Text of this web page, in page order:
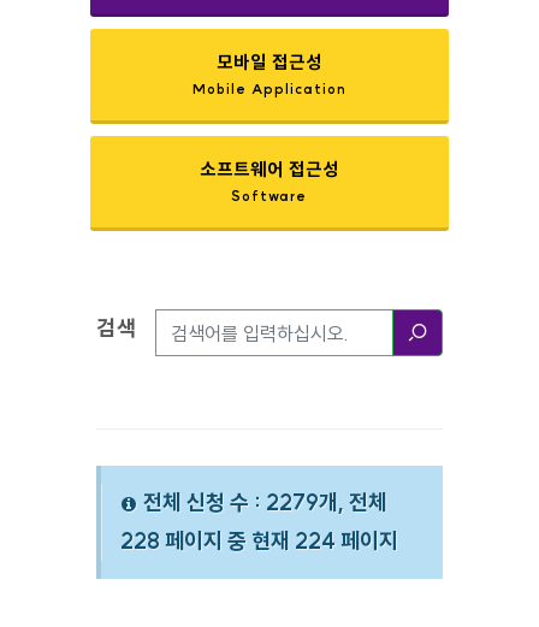
모바일 접근성
Mobile Application
소프트웨어 접근성
Software
검색옵션
검색
전체 신청 수 : 2279개, 전체
228 페이지 중 현재 224 페이지